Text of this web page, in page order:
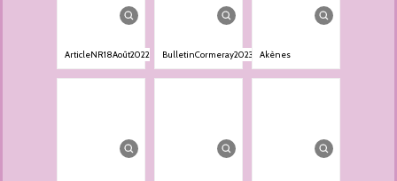
ArticleNR18Août2022 BulletinCormeray2023 Akènes